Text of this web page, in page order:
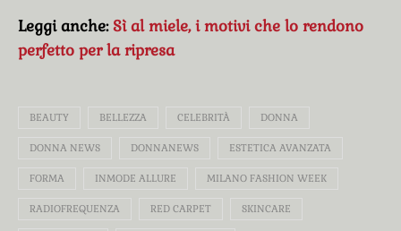
Leggi anche:Sì al miele, i motivi che lo rendono
perfetto per la ripresa
BEAUTY BELLEZZA CELEBRITÀ DONNA
DONNA NEWS DONNANEWS ESTETICA AVANZATA
FORMA INMODE ALLURE MILANO FASHION WEEK
RADIOFREQUENZA RED CARPET SKINCARE